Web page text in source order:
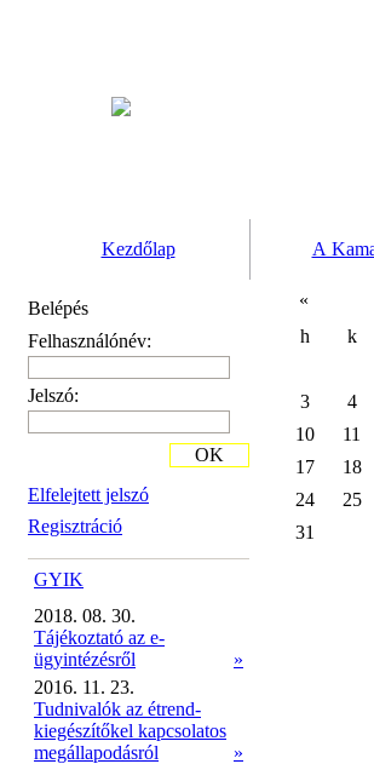
Kezdőlap A
Belépés
Felhasználónév:
Jelszó:
Elfelejtett jelszó
Regisztráció
OK
GYIK
2018. 08. 30.
Tájékoztató az e-
ügyintézésről
»
2016. 11. 23.
Tudnivalók az étrend-
kiegészítőkel kapcsolatos
megállapodásról
»
«
h
k
3
4
10
11
17
18
24
25
31